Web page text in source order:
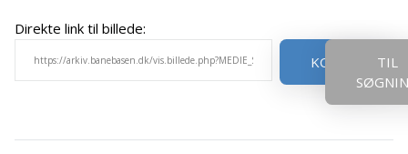
Direkte link til billede:
KOPIER
TIL